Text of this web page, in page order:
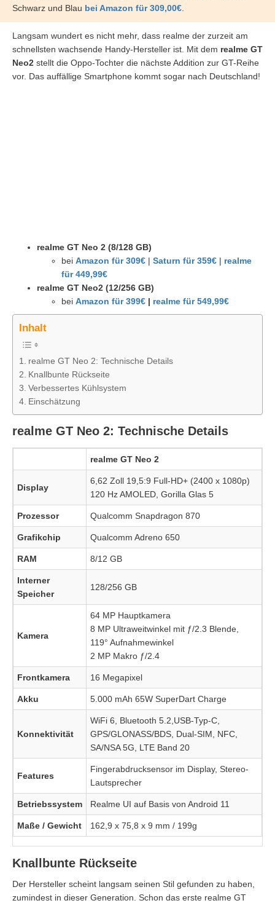
Schwarz und Blau bei Amazon für 309,00€
Langsam wundert es nicht mehr, dass realme der zurzeit am
schnellsten wachsende Handy-Hersteller ist. Mit dem realme GT
Neo2 stellt die Oppo-Tochter die nächste Addition zur GT-Reihe
vor. Das auffällige Smartphone kommt sogar nach Deutschland!
realme GT Neo 2 (8/128 GB)
bei Amazon für 309€ | Saturn für 359€ | realme
für 449,99€
realme GT Neo2 (12/256 GB)
bei Amazon für 399€ | realme für 549,99€
Inhalt
realme GT Neo 2: Technische Details
Knallbunte Rückseite
Verbessertes Kühlsystem
Einschätzung
realme GT Neo 2: Technische Details
realme GT Neo 2
Display
6,62 Zoll 19,5:9 Full-HD+ (2400 x 1080p)
120 Hz AMOLED, Gorilla Glas 5
Prozessor Qualcomm Snapdragon 870
Grafikchip Qualcomm Adreno 650
RAM 8/12 GB
Interner
Speicher
128/256 GB
Kamera
64 MP Hauptkamera
8 MP Ultraweitwinkel mit ƒ/2.3 Blende,
119° Aufnahmewinkel
2 MP Makro ƒ/2.4
Frontkamera 16 Megapixel
Akku 5.000 mAh 65W SuperDart Charge
Konnektivität
WiFi 6, Bluetooth 5.2,USB-Typ-C,
GPS/GLONASS/BDS, Dual-SIM, NFC,
SA/NSA 5G, LTE Band 20
Features
Fingerabdrucksensor im Display, Stereo-
Lautsprecher
Betriebssystem Realme UI auf Basis von Android 11
Maße / Gewicht 162,9 x 75,8 x 9 mm / 199g
Knallbunte Rückseite
Der Hersteller scheint langsam seinen Stil gefunden zu haben,
zumindest in dieser Generation. Schon das erste realme GT